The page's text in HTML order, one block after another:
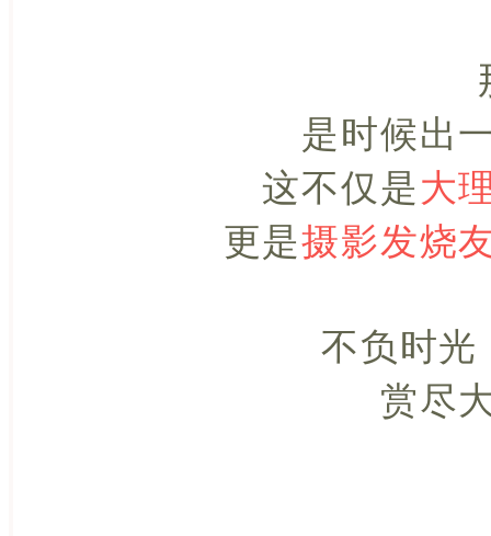
是时候出
这不仅是大
更是摄影发烧
不负时
赏尽